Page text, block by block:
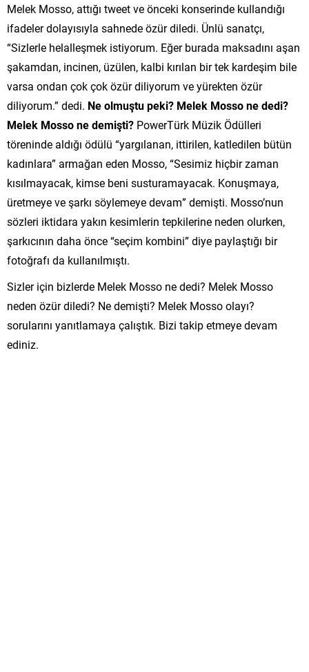
Melek Mosso, attığı tweet ve önceki konserinde kullandığı
ifadeler dolayısıyla sahnede özür diledi. Ünlü sanatçı,
“Sizlerle helalleşmek istiyorum. Eğer burada maksadını aşan
şakamdan, incinen, üzülen, kalbi kırılan bir tek kardeşim bile
varsa ondan çok çok özür diliyorum ve yürekten özür
diliyorum.” dedi. Ne olmuştu peki? Melek Mosso ne dedi?
Melek Mosso ne demişti? PowerTürk Müzik Ödülleri
töreninde aldığı ödülü “yargılanan, ittirilen, katledilen bütün
kadınlara” armağan eden Mosso, “Sesimiz hiçbir zaman
kısılmayacak, kimse beni susturamayacak. Konuşmaya,
üretmeye ve şarkı söylemeye devam” demişti. Mosso’nun
sözleri iktidara yakın kesimlerin tepkilerine neden olurken,
şarkıcının daha önce “seçim kombini” diye paylaştığı bir
fotoğrafı da kullanılmıştı.
Sizler için bizlerde Melek Mosso ne dedi? Melek Mosso
neden özür diledi? Ne demişti? Melek Mosso olayı?
sorularını yanıtlamaya çalıştık. Bizi takip etmeye devam
ediniz.